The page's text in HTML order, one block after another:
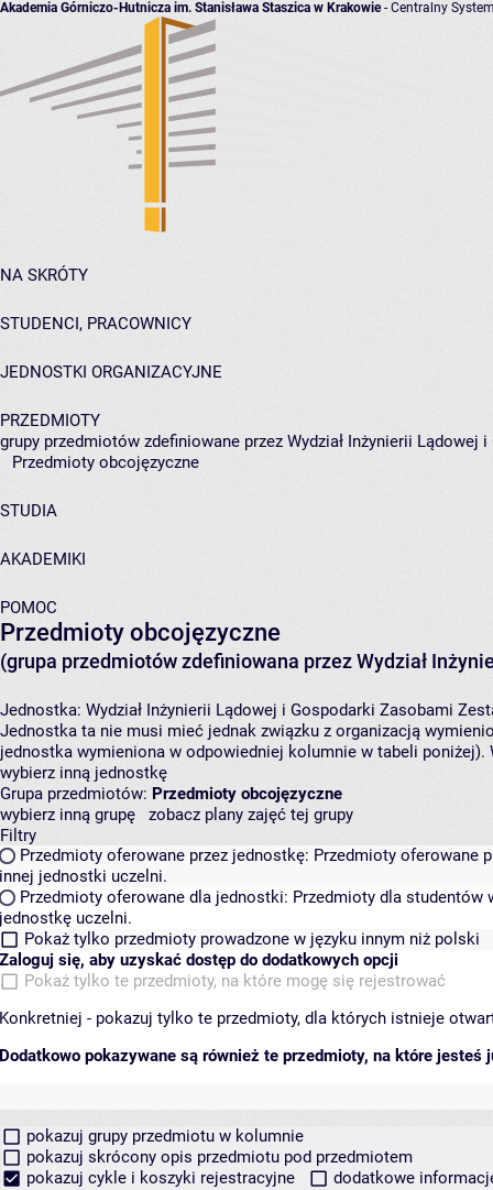
Akademia Górniczo-Hutnicza im. Stanisława Staszica w Krakowie- Centralny
NA SKRÓTY
STUDENCI, PRACOWNICY
JEDNOSTKI ORGANIZACYJNE
PRZEDMIOTY
grupy przedmiotów zdefiniowane przez Wydział Inżynierii Lądowej
Przedmioty obcojęzyczne
STUDIA
AKADEMIKI
POMOC
Przedmioty obcojęzyczne
(grupa przedmiotów zdefiniowana przez Wydział
Jednostka: Wydział Inżynierii Lądowej i Gospodarki Zasobami
Jednostka ta nie musi mieć jednak związku z organizacją
jednostka wymieniona w odpowiedniej kolumnie w tabeli
wybierz inną jednostkę
Grupa przedmiotów: Przedmioty obcojęzyczne
wybierz inną grupę
zobacz plany zajęć tej grupy
Filtry
Przedmioty oferowane przez jednostkę: Przedmioty oferowane
innej jednostki uczelni.
Przedmioty oferowane dla jednostki: Przedmioty dla studentów
jednostkę uczelni.
Pokaż tylko przedmioty prowadzone w języku innym niż polski
Zaloguj się, aby uzyskać dostęp do dodatkowych opcji
Pokaż tylko te przedmioty, na które mogę się rejestrować
Konkretniej - pokazuj tylko te przedmioty, dla których istnieje
Dodatkowo pokazywane są również te przedmioty, na które jesteś
pokazuj grupy przedmiotu w kolumnie
pokazuj skrócony opis przedmiotu pod przedmiotem
pokazuj cykle i koszyki rejestracyjne
dodatkowe